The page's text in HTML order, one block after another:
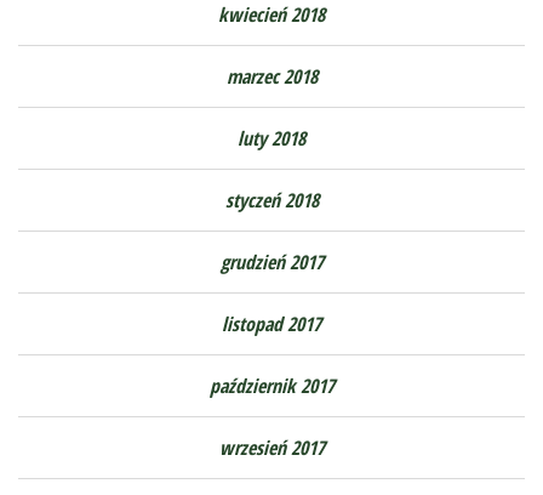
kwiecień 2018
marzec 2018
luty 2018
styczeń 2018
grudzień 2017
listopad 2017
październik 2017
wrzesień 2017